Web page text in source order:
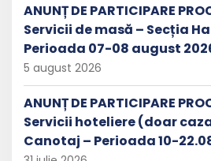
ANUNȚ DE PARTICIPARE
Servicii de masă – Secția
Perioada 07-08 august
5 august 2026
ANUNȚ DE PARTICIPARE
Servicii hoteliere (doar
Canotaj – Perioada 10-